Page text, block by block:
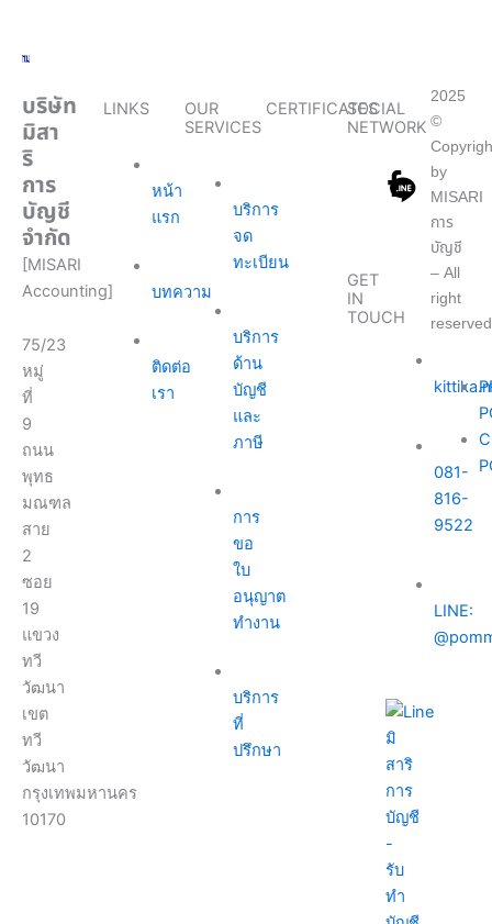
บริษัท
มิสา
ริ
การ
บัญชี
จำกัด
[MISARI
Accounting]
75/23
หมู่
ที่
9
ถนน
พุทธ
มณฑล
สาย
2
ซอย
19
แขวง
ทวี
วัฒนา
เขต
ทวี
วัฒนา
กรุงเทพมหานคร
10170
LINKS
หน้า
แรก
บทความ
ติดต่อ
เรา
OUR
SERVICES
บริการ
จด
ทะเบียน
บริการ
ด้าน
บัญชี
และ
ภาษี
การ
ขอ
ใบ
อนุญาต
ทำงาน
บริการ
ที่
ปรึกษา
CERTIFICATESSOCIAL
NETWORK
GET
IN
TOUCH
081-
816-
9522
LINE:
2025
©
by
MISARI
การ
บัญชี
– All
right